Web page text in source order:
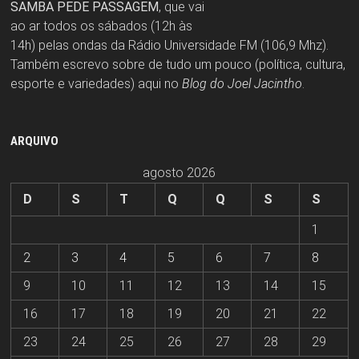
SAMBA PEDE PASSAGEM, que vai
ao ar todos os sábados (12h às
14h) pelas ondas da Rádio Universidade FM (106,9 Mhz).
Também escrevo sobre de tudo um pouco (política, cultura,
esporte e variedades) aqui no Blog do Joel Jacintho.
ARQUIVO
agosto 2026
D
S T Q Q S
S
1
2
3 4 5 6 7
8
9
10 11 12 13 14
15
16
17 18 19 20 21
22
23
24 25 26 27 28 29